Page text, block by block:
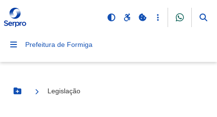
Prefeitura de Formiga
Botão Menu
Legislação